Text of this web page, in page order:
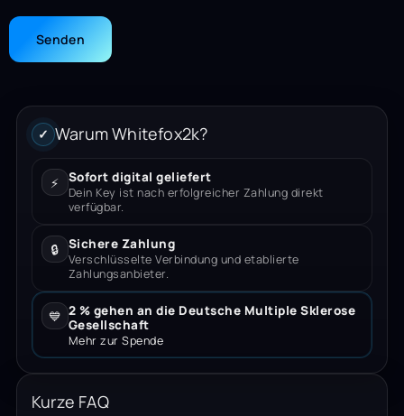
✓ Warum Whitefox2k?
⚡ Sofort digital geliefert
Dein Key ist nach erfolgreicher Zahlung direkt
verfügbar.
🔒 Sichere Zahlung
Verschlüsselte Verbindung und etablierte
Zahlungsanbieter.
💙 2 % gehen an die Deutsche Multiple Sklerose
Gesellschaft
Mehr zur Spende
Kurze FAQ